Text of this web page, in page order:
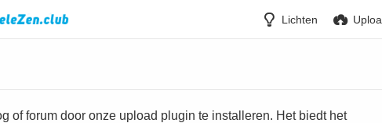
Lichten
of forum door onze upload plugin te installeren. Het biedt het